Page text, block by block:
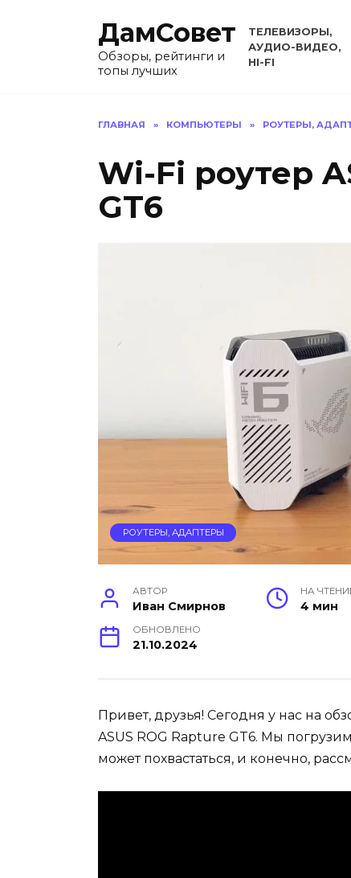
ДамСовет
Обзоры, рейтинги и
топы лучших
ТЕЛЕВИЗОРЫ,
АУДИО-ВИДЕО,
HI-FI
ГЛАВНАЯ » КОМПЬЮТЕРЫ » РОУТЕРЫ,
Wi-Fi роутер
GT6
РОУТЕРЫ, АДАПТЕРЫ
АВТОР
Иван Смирнов
НА
4 мин
ОБНОВЛЕНО
21.10.2024
Привет, друзья! Сегодня у нас на
ASUS ROG Rapture GT6. Мы
может похвастаться, и конечно,